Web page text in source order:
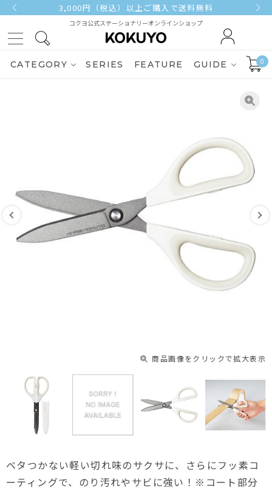
3,000円（税込）以上ご購入で送料無料
コクヨ公式ステーショナリーオンラインショップ
CATEGORY SERIES FEATURE GUIDE 0
商品画像をクリックで拡大表示
ベタつかない軽い切れ味のサクサに、さらにフッ素コ
ーティングで、のり汚れやサビに強い！※コート部分